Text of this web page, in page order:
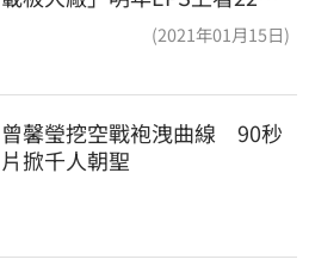
元 目標價至1000元(2021年01月15日)
曾馨瑩挖空戰袍洩曲線　90秒
片掀千人朝聖